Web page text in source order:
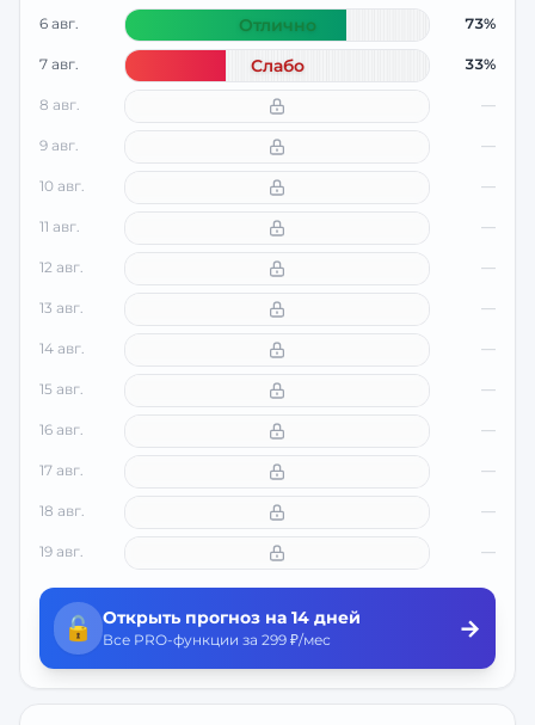
6 авг. Отлично 73%
7 авг. Слабо 33%
8 авг. —
9 авг. —
10 авг. —
11 авг. —
12 авг. —
13 авг. —
14 авг. —
15 авг. —
16 авг. —
17 авг. —
18 авг. —
19 авг. —
🔓 Открыть прогноз на 14 дней
Все PRO-функции за 299 ₽/мес →